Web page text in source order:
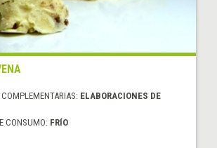
ELABORACIONES DE
CONSUMO: FRÍO